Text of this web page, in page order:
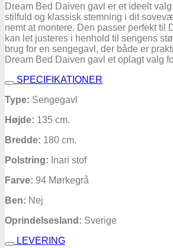
Dream Bed Daiven gavl er et ideelt
stilfuld og klassisk stemning i dit
nemt at montere. Den passer perfekt til
kan let justeres i henhold til sengens
brug for en sengegavl, der både er
Dream Bed Daiven gavl et oplagt valg
SPECIFIKATIONER
Type: Sengegavl
Højde: 135 cm.
Bredde: 180 cm.
Polstring: Inari stof
Farve: 94 Mørkegrå
Ben: Nej
Oprindelsesland: Sverige
LEVERING